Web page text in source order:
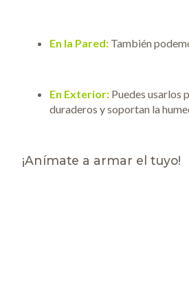
En la Pared: También
En Exterior: Puedes usarlos
duraderos y soportan la
¡Anímate a armar el tuyo!